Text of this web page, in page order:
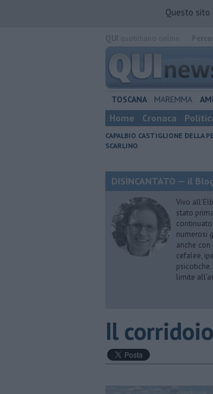
Questo sito
TOSCANA MAREMMA
Home Cronaca
CAPALBIO CASTIGLIONE DELLA
SCARLINO
DISINCANTATO — il
Vivo
stato
numerosi
anche
cefalee,
limite
Il